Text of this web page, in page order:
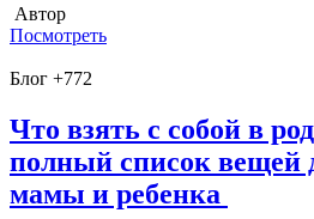
Автор
Посмотреть
Блог +772
Что взять с собой в
полный список вещей
мамы и ребенка